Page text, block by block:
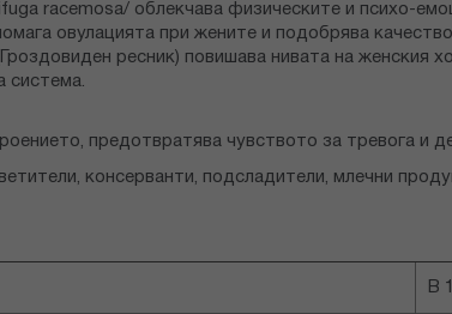
racemosa/ облекчава физическите и психо-
овулацията при жените и подобрява
ресник) повишава нивата на женския
система.
предотвратява чувството за тревога и
консерванти, подсладители, млечни
В